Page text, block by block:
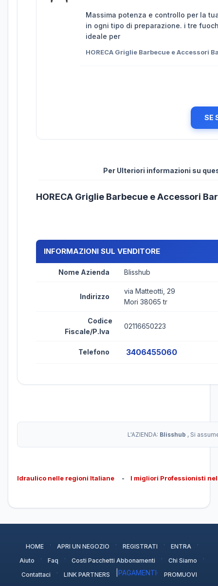
Massima potenza e controllo per la
in ogni tipo di preparazione. i tre
ideale per
HORECA Griglie Barbecue e Accessori
SE
Per Ulteriori informazioni su
HORECA Griglie Barbecue e Accessori
INFORMAZIONI SUL VENDITORE
Nome Azienda Blisshub
Indirizzo
via Matteotti, 29
Mori 38065 tr
Codice
Fiscale/P.Iva
02116650223
Telefono 3406455060
L'AZIENDA: Blisshub , Si
Idraulico nelle regioni Italiane - I migliori Professionisti
HOME · APRI UN NEGOZIO · REGISTRATI · ENTRA ·
Aiuto · Faq · Costi Pacchetti Abbonamenti · Chi Siamo ·
Contattaci · LINK PARTNERS PAGAMENTI· PROMUOVI